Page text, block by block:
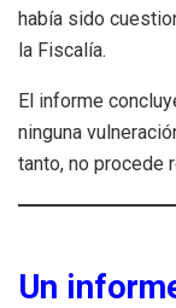
había sido
la Fiscalía.
El informe
ninguna
tanto, no procede
Un